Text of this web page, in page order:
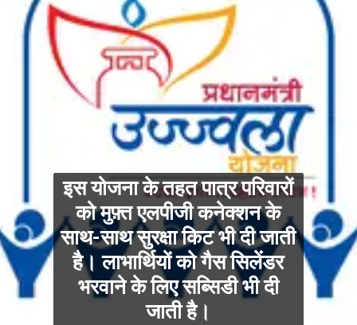
इस योजना के तहत पात्र परिवारों
को मुफ़्त एलपीजी कनेक्शन के
साथ-साथ सुरक्षा किट भी दी जाती
है। लाभार्थियों को गैस सिलेंडर
भरवाने के लिए सब्सिडी भी दी
जाती है।